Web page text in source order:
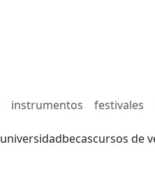
instrumentos festivales
universidadbecascursos de